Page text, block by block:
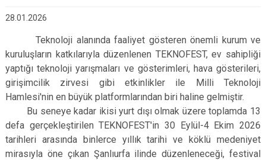
28.01.2026
Teknoloji alanında faaliyet gösteren önemli kurum ve
kuruluşların katkılarıyla düzenlenen TEKNOFEST, ev sahipliği
yaptığı teknoloji yarışmaları ve gösterimleri, hava gösterileri,
girişimcilik zirvesi gibi etkinlikler ile Milli Teknoloji
Hamlesi'nin en büyük platformlarından biri haline gelmiştir.
Bu seneye kadar ikisi yurt dışı olmak üzere toplamda 13
defa gerçekleştirilen TEKNOFEST'in 30 Eylül-4 Ekim 2026
tarihleri arasında binlerce yıllık tarihi ve köklü medeniyet
mirasıyla öne çıkan Şanlıurfa ilinde düzenleneceği, festival